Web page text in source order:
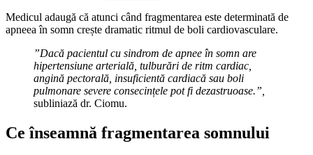
Medicul adaugă că atunci când fragmentarea este determinată de
apneea în somn crește dramatic ritmul de boli cardiovasculare.
”Dacă pacientul cu sindrom de apnee în somn are
hipertensiune arterială, tulburări de ritm cardiac,
angină pectorală, insuficientă cardiacă sau boli
pulmonare severe consecințele pot fi dezastruoase.”,
subliniază dr. Ciomu.
Ce înseamnă fragmentarea somnului